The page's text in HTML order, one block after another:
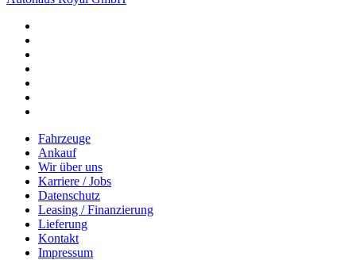
Fahrzeuge
Ankauf
Wir über uns
Karriere / Jobs
Datenschutz
Leasing / Finanzierung
Lieferung
Kontakt
Impressum